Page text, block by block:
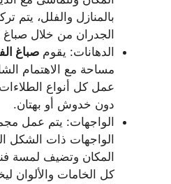
بالمنازل والفلل، يتم
الجدران من خلال صباغ
الدهانات: يقوم صباغ
مساحة مع الاهتمام
عمل كل أنواع
دون خدوش أو بهتان.
الواجهات: يتم عمل
الواجهات ذات الشكل
المكان وتضيف لمسة
كل الخامات والألوان